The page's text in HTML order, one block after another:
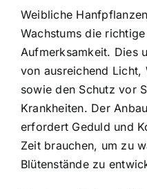
Weibliche
Wachstums die
Aufmerksamkeit. Dies
von ausreichend Licht,
sowie den Schutz vor
Krankheiten. Der
erfordert Geduld und
Zeit brauchen, um zu
Blütenstände zu